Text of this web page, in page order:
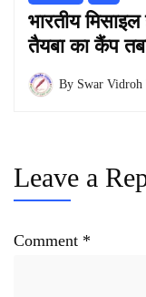
भारतीय
तैयबा का कैंप
By Swar Vidroh
Leave a
Comment *